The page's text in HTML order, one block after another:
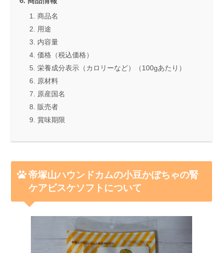
商品名
用途
内容量
価格（税込価格）
栄養成分表示（カロリーなど）（100gあたり）
原材料
原産国名
販売者
賞味期限
帝塚山ハウンドカムの小豆かぼちゃの腎
ケアビスケソフトについて